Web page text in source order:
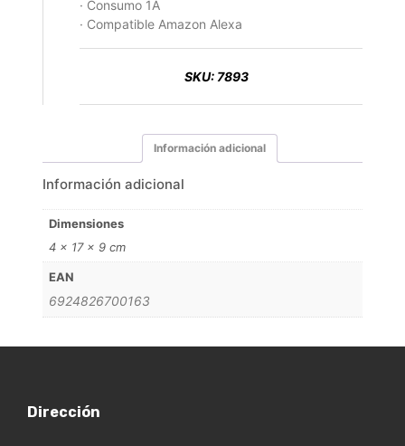
· Consumo 1A
· Compatible Amazon Alexa
SKU: 7893
Información adicional
Información adicional
Dimensiones
4 × 17 × 9 cm
EAN
6924826700163
Dirección